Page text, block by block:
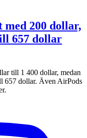
200 dollar,
657 dollar
till 1 400 dollar, medan
657 dollar. Även AirPods